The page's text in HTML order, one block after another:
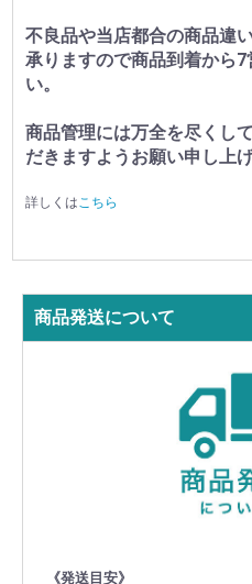
不良品や当店都合の商品違
承りますので商品到着から
い。
商品管理には万全を尽くし
だきますようお願い申し上げ
詳しくはこちら
商品発送について
《発送目安》